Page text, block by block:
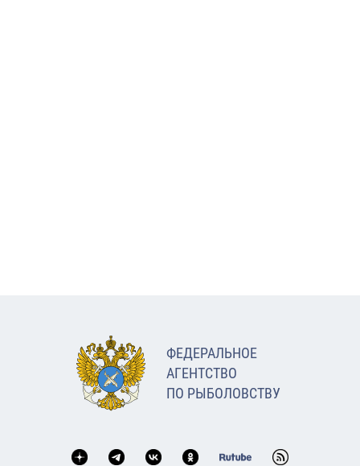
ФЕДЕРАЛЬНОЕ
АГЕНТСТВО
ПО РЫБОЛОВСТВУ